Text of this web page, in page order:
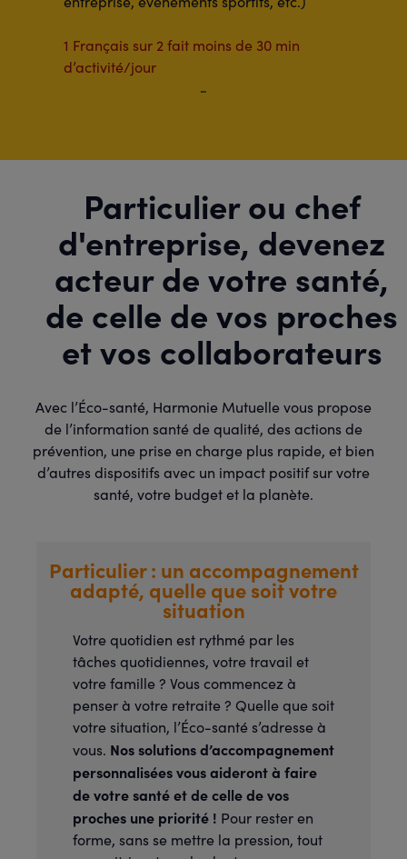
1 Français sur 2 fait moins de 30 min
d’activité/jour
Particulier ou chef
d'entreprise, devenez
acteur de votre santé,
de celle de vos proches
et vos collaborateurs
Avec l’Éco-santé, Harmonie Mutuelle vous propose
de l’information santé de qualité, des actions de
prévention, une prise en charge plus rapide, et bien
d’autres dispositifs avec un impact positif sur votre
santé, votre budget et la planète.
Particulier : un accompagnement
adapté, quelle que soit votre
situation
Votre quotidien est rythmé par les
tâches quotidiennes, votre travail et
votre famille ? Vous commencez à
penser à votre retraite ? Quelle que soit
votre situation, l’Éco-santé s’adresse à
vous. Nos solutions d’accompagnement
personnalisées vous aideront à faire
de votre santé et de celle de vos
proches une priorité ! Pour rester en
forme, sans se mettre la pression, tout